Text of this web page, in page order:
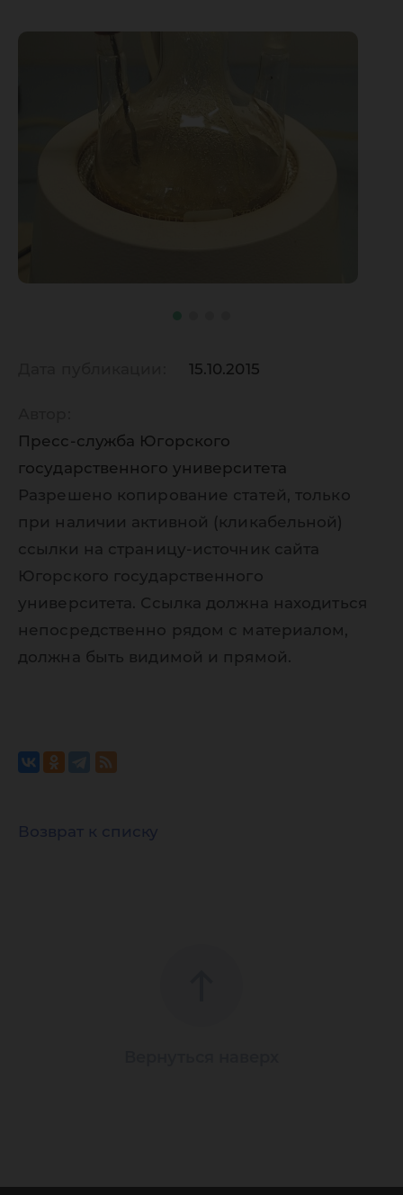
15.10.2015
Пресс-служба Югорского
государственного университета
Разрешено копирование статей, только
при наличии активной (кликабельной)
ссылки на страницу-источник сайта
Югорского государственного
университета. Ссылка должна находиться
непосредственно рядом с материалом,
должна быть видимой и прямой.
Возврат к списку